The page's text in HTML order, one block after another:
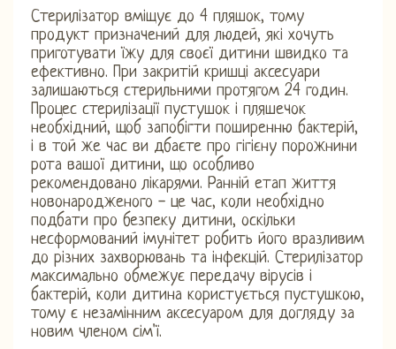
Стерилізатор вміщує до 4 пляшок, тому
продукт призначений для людей, які хочуть
приготувати їжу для своєї дитини швидко та
ефективно. При закритій кришці аксесуари
залишаються стерильними протягом 24 годин.
Процес стерилізації пустушок і пляшечок
необхідний, щоб запобігти поширенню бактерій,
і в той же час ви дбаєте про гігієну порожнини
рота вашої дитини, що особливо
рекомендовано лікарями. Ранній етап життя
новонародженого - це час, коли необхідно
подбати про безпеку дитини, оскільки
несформований імунітет робить його вразливим
до різних захворювань та інфекцій. Стерилізатор
максимально обмежує передачу вірусів і
бактерій, коли дитина користується пустушкою,
тому є незамінним аксесуаром для догляду за
новим членом сім'ї.